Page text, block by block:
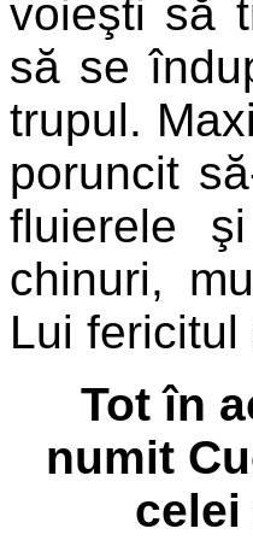
voieşti să
să se
trupul.
poruncit
fluierele
chinuri,
Lui
Tot în
numit
celei